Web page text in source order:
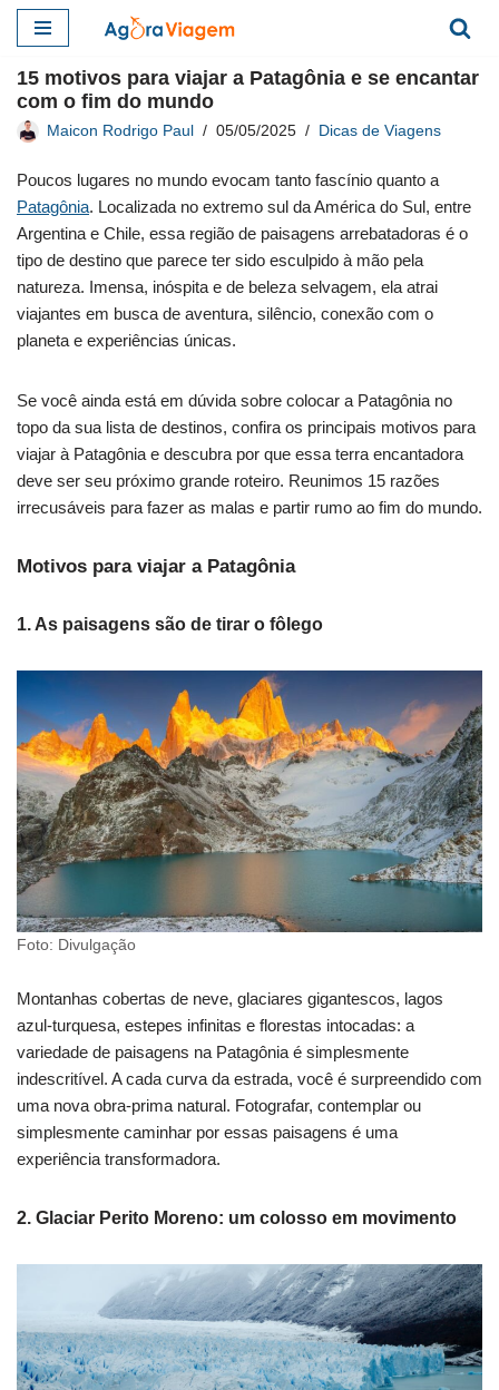
para
o
conteúdo
15 motivos para viajar a Patagônia e se encantar
com o fim do mundo
Maicon Rodrigo Paul 05/05/2025 Dicas de Viagens
Poucos lugares no mundo evocam tanto fascínio quanto a
Patagônia. Localizada no extremo sul da América do Sul, entre
Argentina e Chile, essa região de paisagens arrebatadoras é o
tipo de destino que parece ter sido esculpido à mão pela
natureza. Imensa, inóspita e de beleza selvagem, ela atrai
viajantes em busca de aventura, silêncio, conexão com o
planeta e experiências únicas.
Se você ainda está em dúvida sobre colocar a Patagônia no
topo da sua lista de destinos, confira os principais motivos para
viajar à Patagônia e descubra por que essa terra encantadora
deve ser seu próximo grande roteiro. Reunimos 15 razões
irrecusáveis para fazer as malas e partir rumo ao fim do mundo.
Motivos para viajar a Patagônia
1. As paisagens são de tirar o fôlego
Foto: Divulgação
Montanhas cobertas de neve, glaciares gigantescos, lagos
azul-turquesa, estepes infinitas e florestas intocadas: a
variedade de paisagens na Patagônia é simplesmente
indescritível. A cada curva da estrada, você é surpreendido com
uma nova obra-prima natural. Fotografar, contemplar ou
simplesmente caminhar por essas paisagens é uma
experiência transformadora.
2. Glaciar Perito Moreno: um colosso em movimento